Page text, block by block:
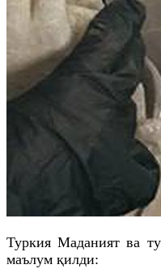
Туркия Маданият ва
маълум қилди: